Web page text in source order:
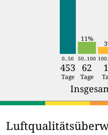
11%
0..50 50..100
453 62
Tage Tage